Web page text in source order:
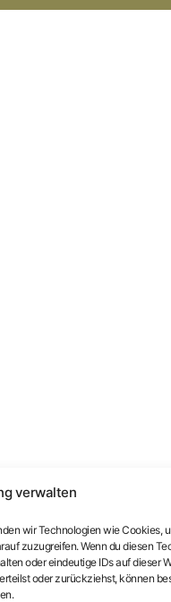
verwalten
wir Technologien wie Cookies,
zuzugreifen. Wenn du diesen
oder eindeutige IDs auf dieser
oder zurückziehst, können